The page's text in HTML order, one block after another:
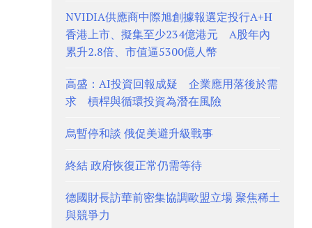
NVIDIA供應商中際旭創據報選定投行A+H
香港上市、擬集至少234億港元 A股年內
累升2.8倍、市值逼5300億人幣
高盛：AI投資回報成疑 企業應用落後於需
求 槓桿與循環投資為潛在風險
烏暫停和談 俄促美避升級戰事
終結 政府恢復正常仍需等待
德國財長訪華前密集協調歐盟立場 聚焦稀土
與競爭力